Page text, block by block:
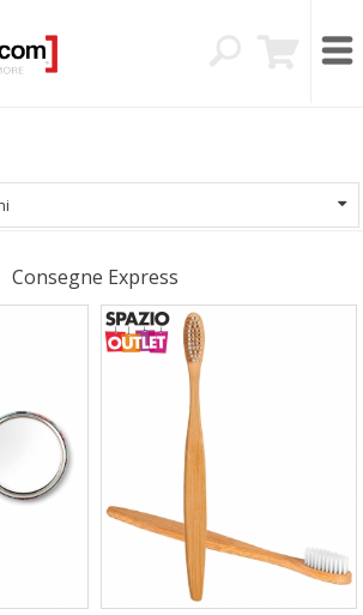
Consegne Express